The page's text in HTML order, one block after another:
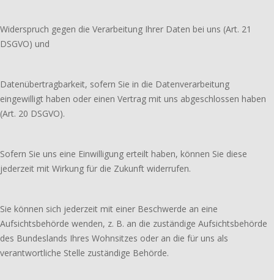
Widerspruch gegen die Verarbeitung Ihrer Daten bei uns (Art. 21
DSGVO) und
Datenübertragbarkeit, sofern Sie in die Datenverarbeitung
eingewilligt haben oder einen Vertrag mit uns abgeschlossen haben
(Art. 20 DSGVO).
Sofern Sie uns eine Einwilligung erteilt haben, können Sie diese
jederzeit mit Wirkung für die Zukunft widerrufen.
Sie können sich jederzeit mit einer Beschwerde an eine
Aufsichtsbehörde wenden, z. B. an die zuständige Aufsichtsbehörde
des Bundeslands Ihres Wohnsitzes oder an die für uns als
verantwortliche Stelle zuständige Behörde.